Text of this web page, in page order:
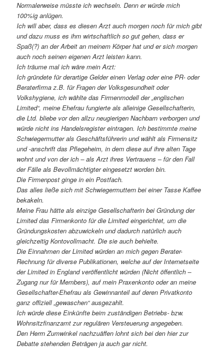
Normalerweise müsste ich wechseln. Denn er würde mich
100%ig anlügen.
Ich will aber, dass es diesen Arzt auch morgen noch für mich gibt
und dazu muss es ihm wirtschaftlich so gut gehen, dass er
Spaß(?) an der Arbeit an meinem Körper hat und er sich morgen
auch noch seinen eigenen Arzt leisten kann.
Ich träume mal ich wäre mein Arzt:
Ich gründete für derartige Gelder einen Verlag oder eine PR- oder
Beraterfirma z.B. für Fragen der Volksgesundheit oder
Volkshygiene, ich wählte das Firmenmodell der „englischen
Limited“, meine Ehefrau fungierte als alleinige Gesellschafterin,
die Ltd. bliebe vor den allzu neugierigen Nachbarn verborgen und
würde nicht ins Handelsregister eintragen. Ich bestimmte meine
Schwiegermutter als Geschäftsführerin und wählt als Firmensitz
und -anschrift das Pflegeheim, in dem diese auf ihre alten Tage
wohnt und von der ich – als Arzt ihres Vertrauens – für den Fall
der Fälle als Bevollmächtigter eingesetzt worden bin.
Die Firmenpost ginge in ein Postfach.
Das alles ließe sich mit Schwiegermuttern bei einer Tasse Kaffee
bekakeln.
Meine Frau hätte als einzige Gesellschafterin bei Gründung der
Limited das Firmenkonto für die Limited eingerichtet, um die
Gründungskosten abzuwickeln und dadurch natürlich auch
gleichzeitig Kontovollmacht. Die sie auch behielte.
Die Einnahmen der Limited würden an mich gegen Berater-
Rechnung für diverse Publikationen, welche auf der Internetseite
der Limited in England veröffentlicht würden (Nicht öffentlich –
Zugang nur für Members), auf mein Praxenkonto oder an meine
Gesellschafter-Ehefrau als Gewinnanteil auf deren Privatkonto
ganz offiziell „gewaschen“ ausgezahlt.
Ich würde diese Einkünfte beim zuständigen Betriebs- bzw.
Wohnsitzfinanzamt zur regulären Versteuerung angegeben.
Den Herrn Zumwinkel nachzuäffen lohnt sich bei den hier zur
Debatte stehenden Beträgen ja auch gar nicht.